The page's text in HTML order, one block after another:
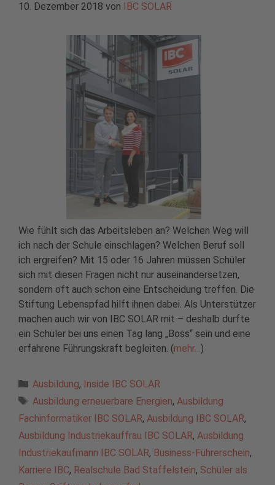
10. Dezember 2018 von IBC SOLAR
Wie fühlt sich das Arbeitsleben an? Welchen Weg will
ich nach der Schule einschlagen? Welchen Beruf soll
ich ergreifen? Mit 15 oder 16 Jahren müssen Schüler
sich mit diesen Fragen nicht nur auseinandersetzen,
sondern oft auch schon eine Entscheidung treffen. Die
Stiftung Lebenspfad hilft ihnen dabei. Als Unterstützer
machen auch wir von IBC SOLAR mit – deshalb durfte
ein Schüler bei uns einen Tag lang „Boss“ sein und eine
erfahrene Führungskraft begleiten. (mehr… )
Kategorien
Ausbildung, Inside IBC SOLAR
Schlagwörter
Ausbildung erneuerbare Energien, Ausbildung
Fachinformatiker IBC SOLAR, Ausbildung IBC SOLAR,
Ausbildung Industriekauffrau IBC SOLAR, Ausbildung
Industriekaufmann IBC SOLAR, Business-Führerschein,
Karriere IBC, Realschule Bad Staffelstein, Schüler als